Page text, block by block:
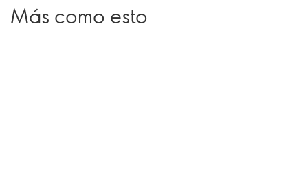
Más como esto